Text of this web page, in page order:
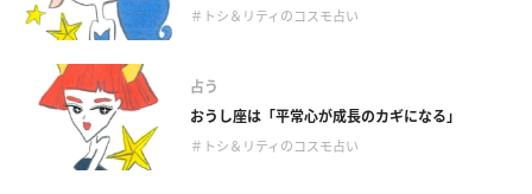
＃トシ＆リティのコスモ占い
占う
おうし座は「平常心が成長のカギになる」
＃トシ＆リティのコスモ占い